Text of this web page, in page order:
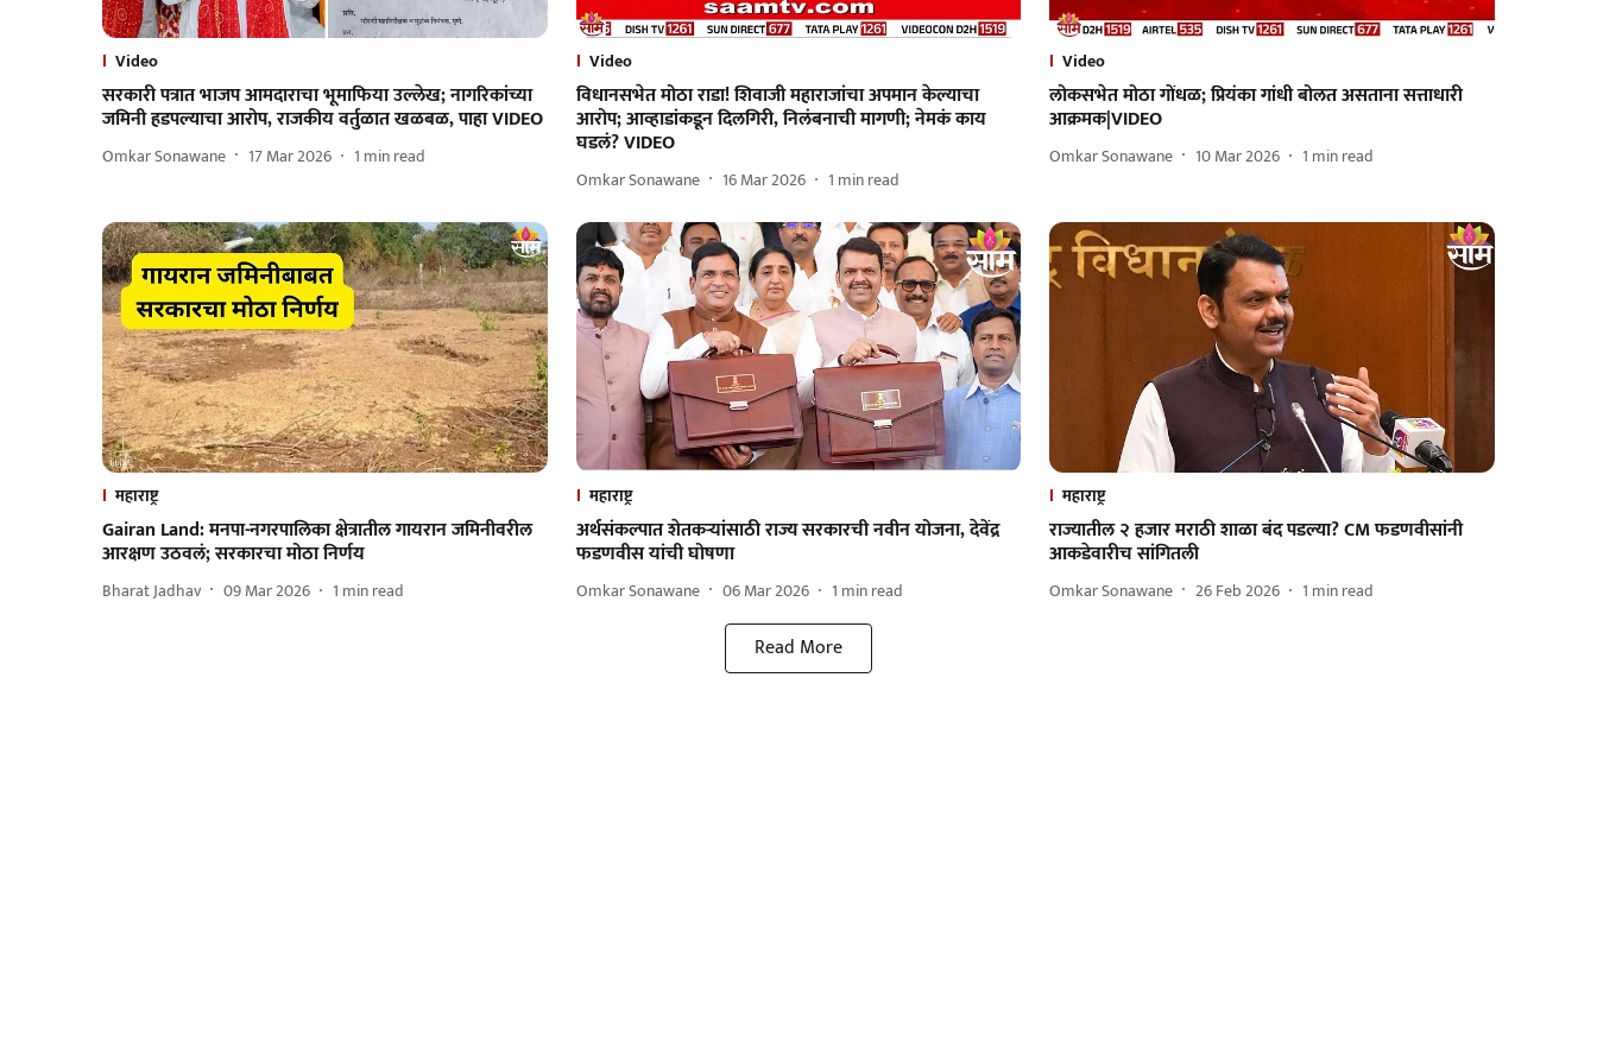
Video
सरकारी पत्रात भाजप आमदाराचा भूमाफिया उल्लेख; नागरिकांच्या
जमिनी हडपल्याचा आरोप, राजकीय वर्तुळात खळबळ, पाहा VIDEO
Omkar Sonawane 17 Mar 2026 1 min read
Video
विधानसभेत मोठा राडा! शिवाजी महाराजांचा अपमान केल्याचा
आरोप; आव्हाडांकडून दिलगिरी, निलंबनाची मागणी; नेमकं काय
घडलं? VIDEO
Omkar Sonawane 16 Mar 2026 1 min read
Video
लोकसभेत मोठा गोंधळ; प्रियंका गांधी बोलत असताना सत्ताधारी
आक्रमक|VIDEO
Omkar Sonawane 10 Mar 2026 1 min read
महाराष्ट्र
Gairan Land: मनपा-नगरपालिका क्षेत्रातील गायरान जमिनीवरील
आरक्षण उठवलं; सरकारचा मोठा निर्णय
Bharat Jadhav 09 Mar 2026 1 min read
महाराष्ट्र
अर्थसंकल्पात शेतकऱ्यांसाठी राज्य सरकारची नवीन योजना, देवेंद्र
फडणवीस यांची घोषणा
Omkar Sonawane 06 Mar 2026 1 min read
महाराष्ट्र
राज्यातील २ हजार मराठी शाळा बंद पडल्या? CM फडणवीसांनी
आकडेवारीच सांगितली
Omkar Sonawane 26 Feb 2026 1 min read
Read More